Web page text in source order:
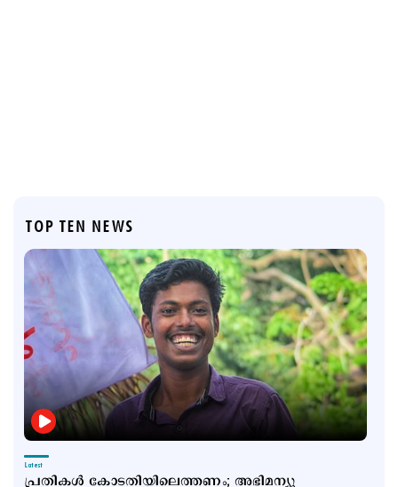
TOP TEN NEWS
Latest
പ്രതികള്‍ കോടതിയിലെത്തണം; അഭിമന്യു